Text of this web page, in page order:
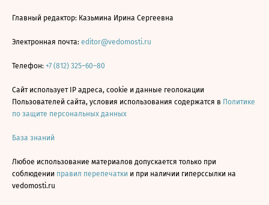
Главный редактор: Казьмина Ирина Сергеевна
Электронная почта: editor@vedomosti.ru
Телефон: +7 (812) 325–60–80
Сайт использует IP адреса, cookie и данные геолокации
Пользователей сайта, условия использования содержатся в Политике
по защите персональных данных
База знаний
Любое использование материалов допускается только при
соблюдении правил перепечатки и при наличии гиперссылки на
vedomosti.ru